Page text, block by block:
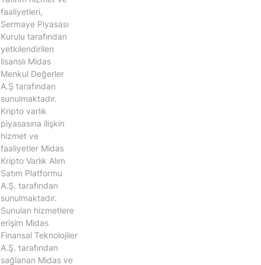
faaliyetleri,
Sermaye Piyasası
Kurulu tarafından
yetkilendirilen
lisanslı Midas
Menkul Değerler
A.Ş tarafından
sunulmaktadır.
Kripto varlık
piyasasına ilişkin
hizmet ve
faaliyetler Midas
Kripto Varlık Alım
Satım Platformu
A.Ş. tarafından
sunulmaktadır.
Sunulan hizmetlere
erişim Midas
Finansal Teknolojiler
A.Ş. tarafından
sağlanan Midas ve